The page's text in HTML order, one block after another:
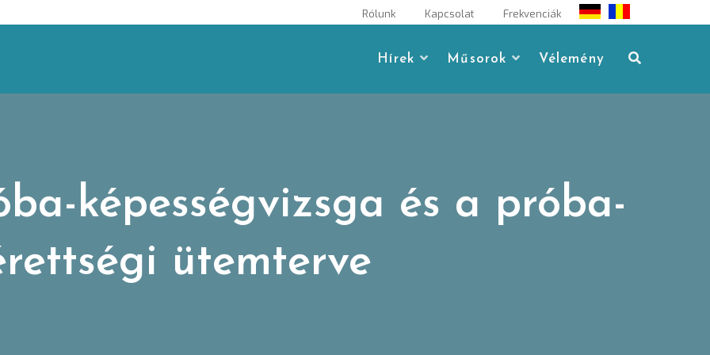
Rólunk Kapcsolat Frekvenciák
Hírek Műsorok Vélemény
képességvizsga és a próba-
ütemterve